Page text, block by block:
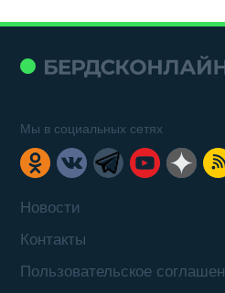
Новости
Контакты
Пользовательское
Мы в социальных сетях